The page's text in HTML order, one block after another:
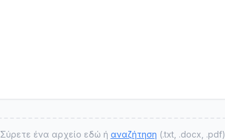
Σύρετε ένα αρχείο εδώ ή αναζήτηση (.txt, .docx, .pdf)